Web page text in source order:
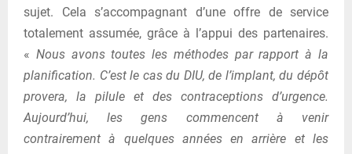
sujet. Cela s’accompagnant d’une offre de service
totalement assumée, grâce à l’appui des partenaires.
« Nous avons toutes les méthodes par rapport à la
planification. C’est le cas du DIU, de l’implant, du dépôt
provera, la pilule et des contraceptions d’urgence.
Aujourd’hui, les gens commencent à venir
contrairement à quelques années en arrière et les